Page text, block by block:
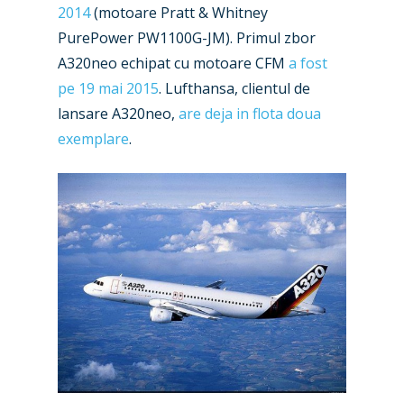
2014(motoare Pratt & Whitney
PurePower PW1100G-JM). Primul zbor
A320neo echipat cu motoare CFM a fost
pe 19 mai 2015. Lufthansa, clientul de
lansare A320neo, are deja in flota doua
exemplare.
New Routes
Industry
Accidents / Incidents
Airshows